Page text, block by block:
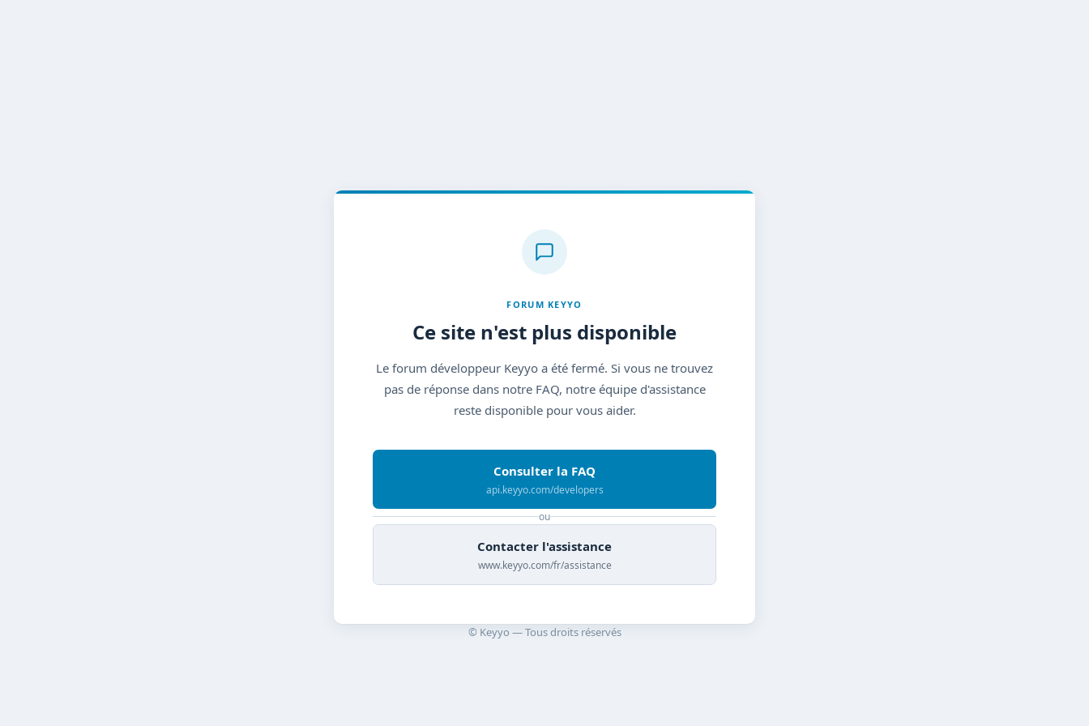
FORUM KEYYO
Ce site n'est plus disponible
Le forum développeur Keyyo a été fermé. Si vous ne trouvez
pas de réponse dans notre FAQ, notre équipe d'assistance
reste disponible pour vous aider.
Consulter la FAQ
api.keyyo.com/developers
ou
Contacter l'assistance
www.keyyo.com/fr/assistance
© Keyyo — Tous droits réservés